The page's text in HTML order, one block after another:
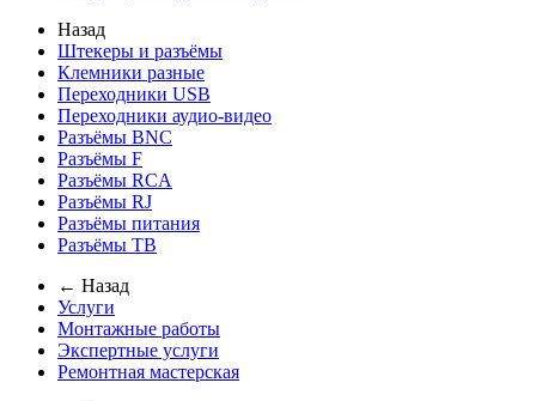
Назад
Штекеры и разъёмы
Клемники разные
Переходники USB
Переходники аудио-видео
Разъёмы BNC
Разъёмы F
Разъёмы RCA
Разъёмы RJ
Разъёмы питания
Разъёмы ТВ
← Назад
Услуги
Монтажные работы
Экспертные услуги
Ремонтная мастерская